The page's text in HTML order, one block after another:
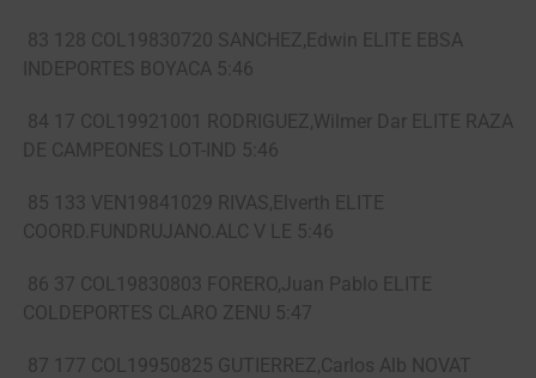
83 128 COL19830720 SANCHEZ,Edwin ELITE EBSA
INDEPORTES BOYACA 5:46
84 17 COL19921001 RODRIGUEZ,Wilmer Dar ELITE RAZA
DE CAMPEONES LOT-IND 5:46
85 133 VEN19841029 RIVAS,Elverth ELITE
COORD.FUNDRUJANO.ALC V LE 5:46
86 37 COL19830803 FORERO,Juan Pablo ELITE
COLDEPORTES CLARO ZENU 5:47
87 177 COL19950825 GUTIERREZ,Carlos Alb NOVAT